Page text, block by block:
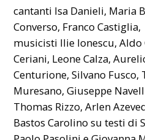
cantanti Isa Danieli, Maria
Converso, Franco
musicisti Ilie Ionescu, Aldo
Ceriani, Leone Calza,
Centurione, Silvano Fusco,
Muresano, Giuseppe
Thomas Rizzo, Arlen
Bastos Carolino su testi di